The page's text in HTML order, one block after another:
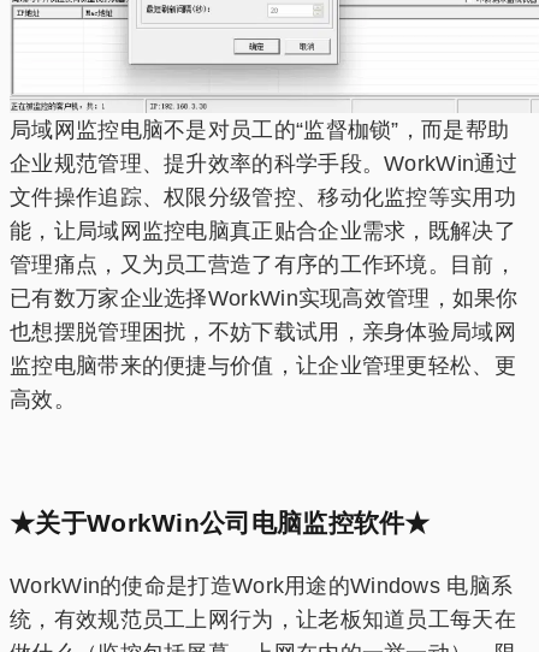
局域网监控电脑不是对员工的“监督枷锁”，而是帮助
企业规范管理、提升效率的科学手段。WorkWin通过
文件操作追踪、权限分级管控、移动化监控等实用功
能，让局域网监控电脑真正贴合企业需求，既解决了
管理痛点，又为员工营造了有序的工作环境。目前，
已有数万家企业选择WorkWin实现高效管理，如果你
也想摆脱管理困扰，不妨下载试用，亲身体验局域网
监控电脑带来的便捷与价值，让企业管理更轻松、更
高效。
★关于WorkWin公司电脑监控软件★
WorkWin的使命是打造Work用途的Windows 电脑系
统，有效规范员工上网行为，让老板知道员工每天在